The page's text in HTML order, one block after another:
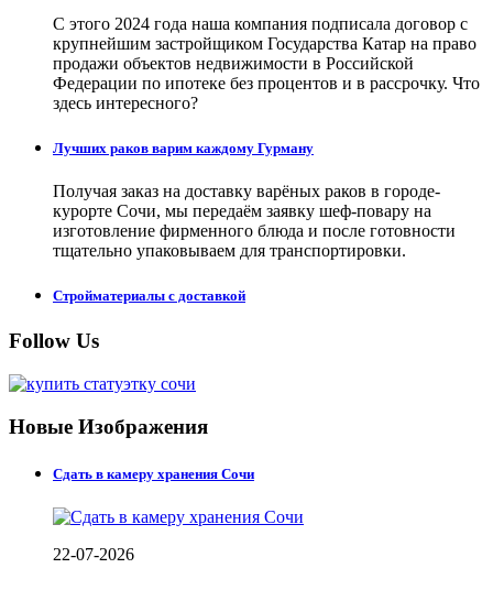
С этого 2024 года наша компания подписала договор с
крупнейшим застройщиком Государства Катар на право
продажи объектов недвижимости в Российской
Федерации по ипотеке без процентов и в рассрочку. Что
здесь интересного?
Лучших раков варим каждому Гурману
Получая заказ на доставку варёных раков в городе-
курорте Сочи, мы передаём заявку шеф-повару на
изготовление фирменного блюда и после готовности
тщательно упаковываем для транспортировки.
Стройматериалы с доставкой
Follow Us
Новые Изображения
Сдать в камеру хранения Сочи
22-07-2026